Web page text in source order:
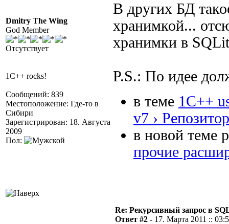
Dmitry The Wing
God Member
Отсутствует
1C++ rocks!
Сообщений: 839
Местоположение: Где-то в
Сибири
Зарегистрирован: 18. Августа
2009
Пол:
В других БД
хранимкой...
хранимки в
P.S.: По идее
в теме 1С++
v7 ›
в новой теме
прочие
Re: Рекурсивный запрос в
Ответ #2 - 17. Марта 2011 ::